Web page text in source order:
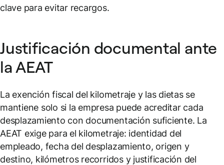
clave para evitar recargos.
Justificación documental ante
la AEAT
La exención fiscal del kilometraje y las dietas se
mantiene solo si la empresa puede acreditar cada
desplazamiento con documentación suficiente. La
AEAT exige para el kilometraje: identidad del
empleado, fecha del desplazamiento, origen y
destino, kilómetros recorridos y justificación del